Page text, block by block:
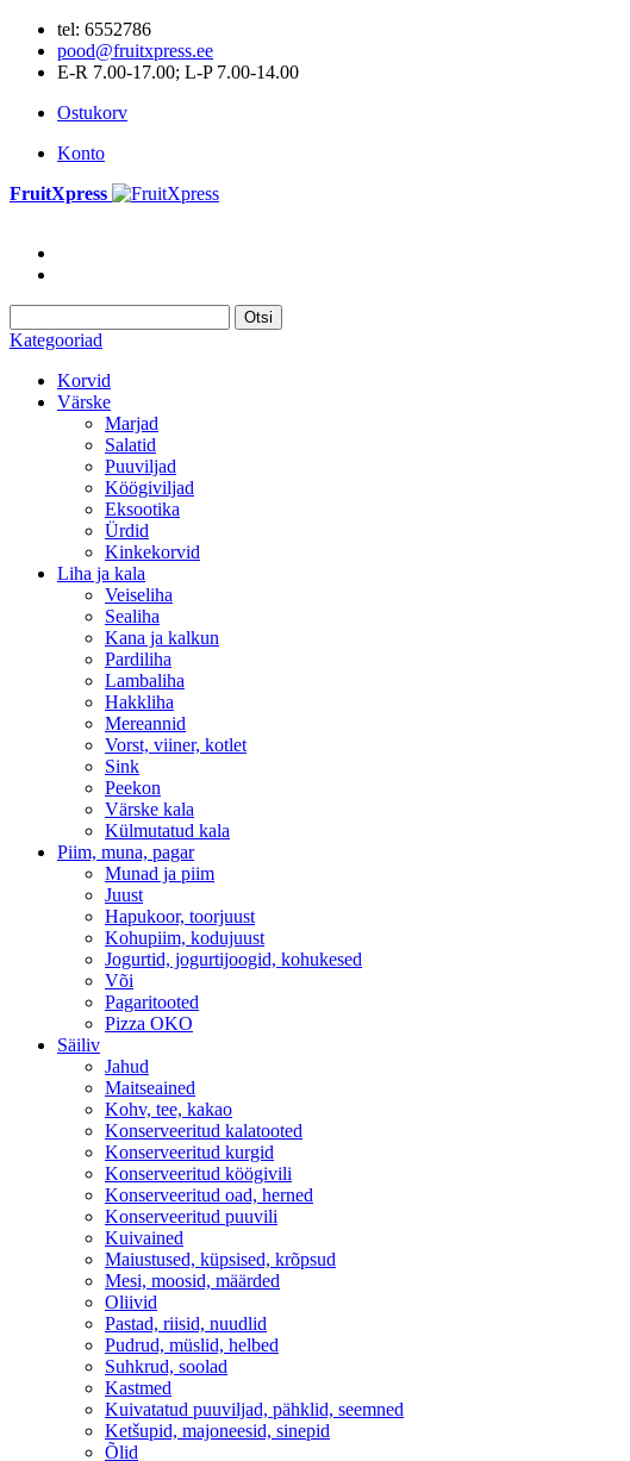
tel: 6552786
pood@fruitxpress.ee
E-R 7.00-17.00; L-P 7.00-14.00
Ostukorv
Konto
FruitXpress
Otsi
Kategooriad
Korvid
Värske
Marjad
Salatid
Puuviljad
Köögiviljad
Eksootika
Ürdid
Kinkekorvid
Liha ja kala
Veiseliha
Sealiha
Kana ja kalkun
Pardiliha
Lambaliha
Hakkliha
Mereannid
Vorst, viiner, kotlet
Sink
Peekon
Värske kala
Külmutatud kala
Piim, muna, pagar
Munad ja piim
Juust
Hapukoor, toorjuust
Kohupiim, kodujuust
Jogurtid, jogurtijoogid, kohukesed
Või
Pagaritooted
Pizza OKO
Säiliv
Jahud
Maitseained
Kohv, tee, kakao
Konserveeritud kalatooted
Konserveeritud kurgid
Konserveeritud köögivili
Konserveeritud oad, herned
Konserveeritud puuvili
Kuivained
Maiustused, küpsised, krõpsud
Mesi, moosid, määrded
Oliivid
Pastad, riisid, nuudlid
Pudrud, müslid, helbed
Suhkrud, soolad
Kastmed
Kuivatatud puuviljad, pähklid, seemned
Ketšupid, majoneesid, sinepid
Õlid